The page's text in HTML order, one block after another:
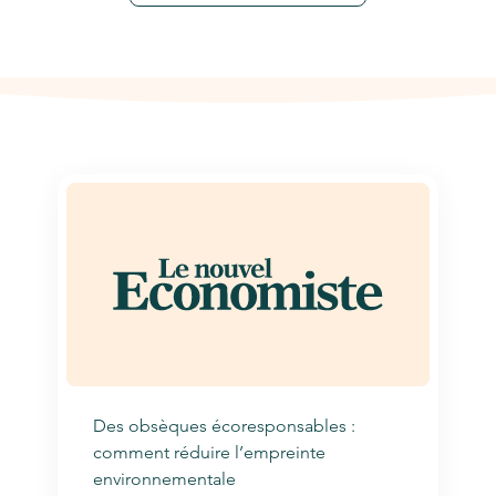
Des obsèques écoresponsables :
comment réduire l’empreinte
environnementale